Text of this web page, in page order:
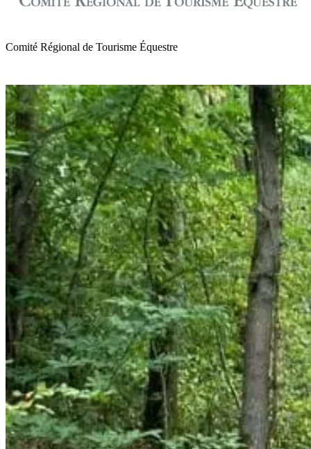
Comité Régional de Tourisme Équestre
de Normandie